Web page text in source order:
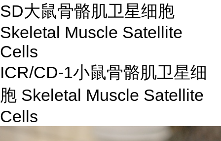
SD大鼠骨骼肌卫星细胞
Skeletal Muscle Satellite
Cells
ICR/CD-1小鼠骨骼肌卫星细
胞 Skeletal Muscle Satellite
Cells